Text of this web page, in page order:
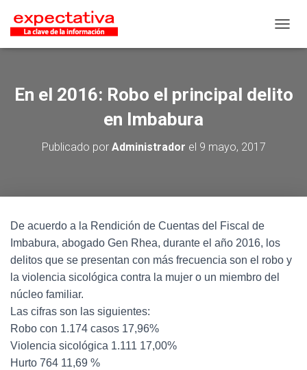
En el 2016: Robo el principal delito
en Imbabura
Publicado por Administrador el 9 mayo, 2017
De acuerdo a la Rendición de Cuentas del Fiscal de
Imbabura, abogado Gen Rhea, durante el año 2016, los
delitos que se presentan con más frecuencia son el robo y
la violencia sicológica contra la mujer o un miembro del
núcleo familiar.
Las cifras son las siguientes:
Robo con 1.174 casos 17,96%
Violencia sicológica 1.111 17,00%
Hurto 764 11,69 %